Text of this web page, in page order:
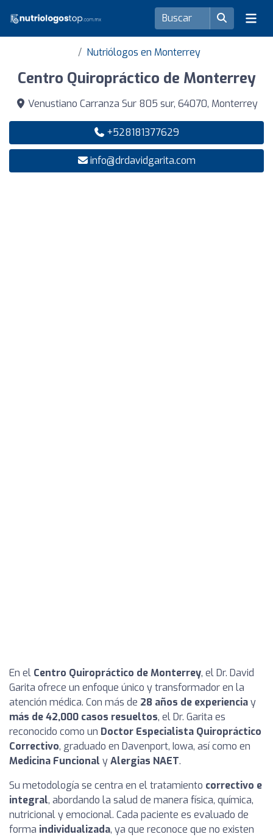
Nutriólogos en Monterrey
Centro Quiropráctico de Monterrey
Venustiano Carranza Sur 805 sur, 64070, Monterrey
+528181377629
info@drdavidgarita.com
En el Centro Quiropráctico de Monterrey, el Dr. David
Garita ofrece un enfoque único y transformador en la
atención médica. Con más de 28 años de experienciay
más de 42,000 casos resueltos, el Dr. Garita es
reconocido como un Doctor Especialista Quiropráctico
Correctivo, graduado en Davenport, Iowa, así como en
Medicina Funcional yAlergias NAET.
Su metodología se centra en el tratamiento correctivo e
integral, abordando la salud de manera física, química,
nutricional y emocional. Cada paciente es evaluado de
forma individualizada, ya que reconoce que no existen